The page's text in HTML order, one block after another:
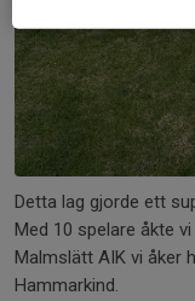
Detta lag gjorde ett
Med 10 spelare åkte
Malmslätt AIK vi åker
Hammarkind.